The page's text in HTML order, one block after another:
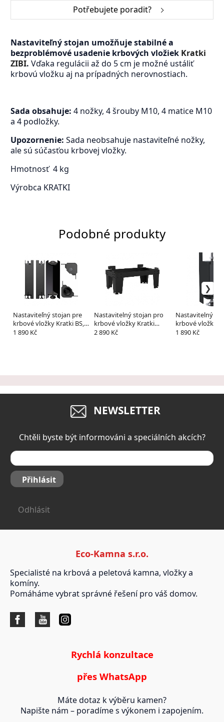
Potřebujete poradit?
Nastaviteľný stojan umožňuje stabilné a
bezproblémové usadenie krbových vložiek Kratki
ZIBI. Vďaka regulácii až do 5 cm je možné ustáliť
krbovú vložku aj na prípadných nerovnostiach.
Sada obsahuje: 4 nožky, 4 šrouby M10, 4 matice M10
a 4 podložky.
Upozornenie: Sada neobsahuje nastaviteľné nožky,
ale sú súčasťou krbovej vložky.
Hmotnosť 4 kg
Výrobca KRATKI
Podobné produkty
Nastaviteľný stojan pre
krbové vložky Kratki BS,
MILA, BASIA a AQUARIO
1 890 Kč
Nastavitelný stojan pro
krbové vložky Kratki
FRANEK 12
2 890 Kč
Nastavitelný
krbové vložky
NB, VN a LUCY
1 890 Kč
NEWSLETTER
Chtěli byste být informováni a speciálních akcích?
Přihlásit
Odhlásit
Eco-Kamna s.r.o.
Specialisté na krbová a peletová kamna, vložky a
komíny.
Pomáháme vybrat správné řešení pro váš domov.
Rychlá konzultace
přes WhatsApp
Máte dotaz k výběru kamen?
Napište nám – poradíme s výkonem i zapojením.